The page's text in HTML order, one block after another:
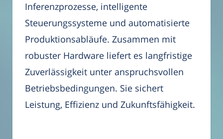
Inferenzprozesse, intelligente
Steuerungssysteme und automatisierte
Produktionsabläufe. Zusammen mit
robuster Hardware liefert es langfristige
Zuverlässigkeit unter anspruchsvollen
Betriebsbedingungen. Sie sichert
Leistung, Effizienz und Zukunftsfähigkeit.